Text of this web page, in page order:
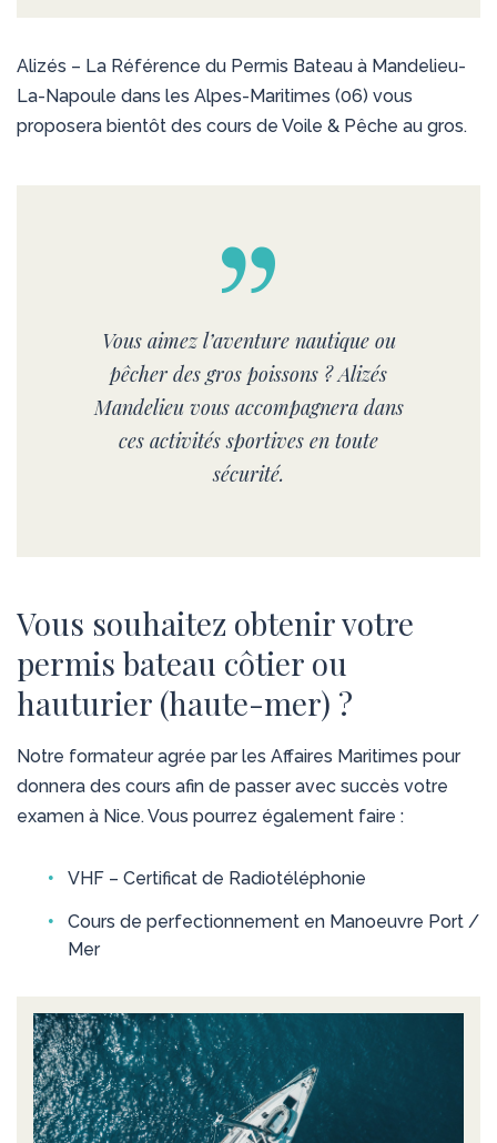
Alizés – La Référence du Permis Bateau à Mandelieu-
La-Napoule dans les Alpes-Maritimes (06) vous
proposera bientôt des cours de Voile & Pêche au gros.
Vous aimez l’aventure nautique ou
pêcher des gros poissons ? Alizés
Mandelieu vous accompagnera dans
ces activités sportives en toute
sécurité.
Vous souhaitez obtenir votre
permis bateau côtier ou
hauturier (haute-mer) ?
Notre formateur agrée par les Affaires Maritimes pour
donnera des cours afin de passer avec succès votre
examen à Nice. Vous pourrez également faire :
VHF – Certificat de Radiotéléphonie
Cours de perfectionnement en Manoeuvre Port /
Mer